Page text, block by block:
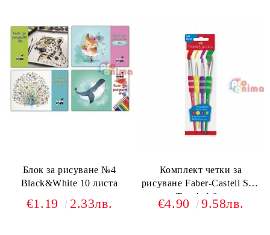
Блок за рисуване №4
Black&White 10 листа
€1.19 2.33лв.
Комплект четки за
рисуване Faber-Castell Soft
Touch 4 бр.
€4.90 9.58лв.